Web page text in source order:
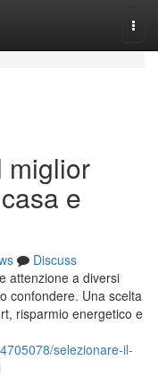
miglior
e
Discuss
attenzione a diversi
confondere. Una scelta
risparmio energetico e
selezionare-il-